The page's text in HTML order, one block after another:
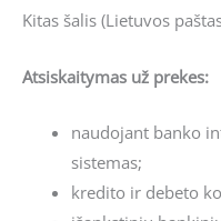
Kitas šalis (Lietuvos
Atsiskaitymas už prekes:
naudojant banko
sistemas;
kredito ir debeto